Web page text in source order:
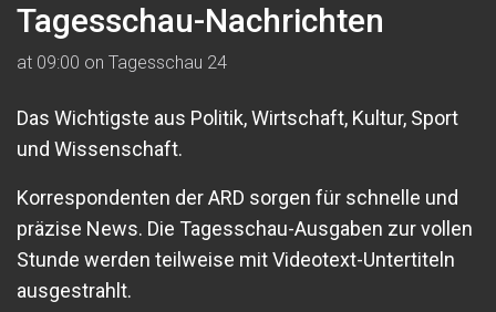
Tagesschau-Nachrichten
at 09:00 on Tagesschau 24
Das Wichtigste aus Politik, Wirtschaft, Kultur, Sport
und Wissenschaft.
Korrespondenten der ARD sorgen für schnelle und
präzise News. Die Tagesschau-Ausgaben zur vollen
Stunde werden teilweise mit Videotext-Untertiteln
ausgestrahlt.